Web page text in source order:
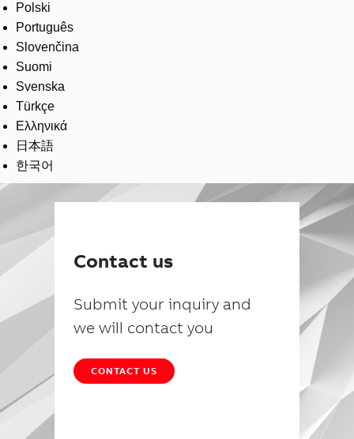
Polski
Português
Slovenčina
Suomi
Svenska
Türkçe
Ελληνικά
日本語
한국어
Contact us
Submit your inquiry and
we will contact you
CONTACT US